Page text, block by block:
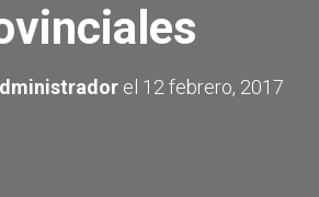
el 12 febrero, 2017